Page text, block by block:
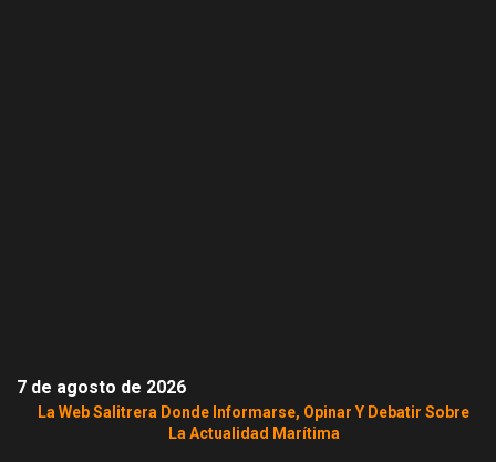
7 de agosto de 2026
La Web Salitrera Donde Informarse, Opinar Y Debatir Sobre
La Actualidad Marítima